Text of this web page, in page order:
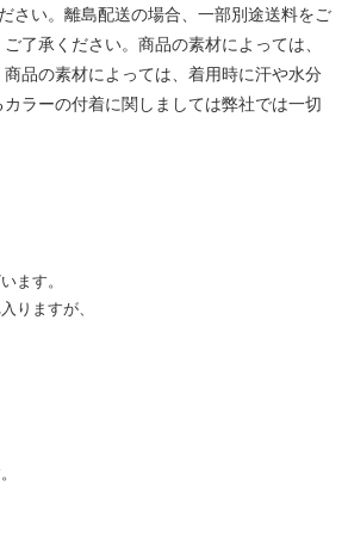
さい。離島配送の場合、一部別途送料をご
了承ください。商品の素材によっては、
品の素材によっては、着用時に汗や水分
ラーの付着に関しましては弊社では一切
ます。
りますが、